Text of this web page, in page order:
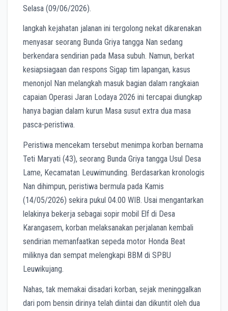
Selasa (09/06/2026).
langkah kejahatan jalanan ini tergolong nekat dikarenakan
menyasar seorang Bunda Griya tangga Nan sedang
berkendara sendirian pada Masa subuh. Namun, berkat
kesiapsiagaan dan respons Sigap tim lapangan, kasus
menonjol Nan melangkah masuk bagian dalam rangkaian
capaian Operasi Jaran Lodaya 2026 ini tercapai diungkap
hanya bagian dalam kurun Masa susut extra dua masa
pasca-peristiwa.
Peristiwa mencekam tersebut menimpa korban bernama
Teti Maryati (43), seorang Bunda Griya tangga Usul Desa
Lame, Kecamatan Leuwimunding. Berdasarkan kronologis
Nan dihimpun, peristiwa bermula pada Kamis
(14/05/2026) sekira pukul 04.00 WIB. Usai mengantarkan
lelakinya bekerja sebagai sopir mobil Elf di Desa
Karangasem, korban melaksanakan perjalanan kembali
sendirian memanfaatkan sepeda motor Honda Beat
miliknya dan sempat melengkapi BBM di SPBU
Leuwikujang.
Nahas, tak memakai disadari korban, sejak meninggalkan
dari pom bensin dirinya telah diintai dan dikuntit oleh dua